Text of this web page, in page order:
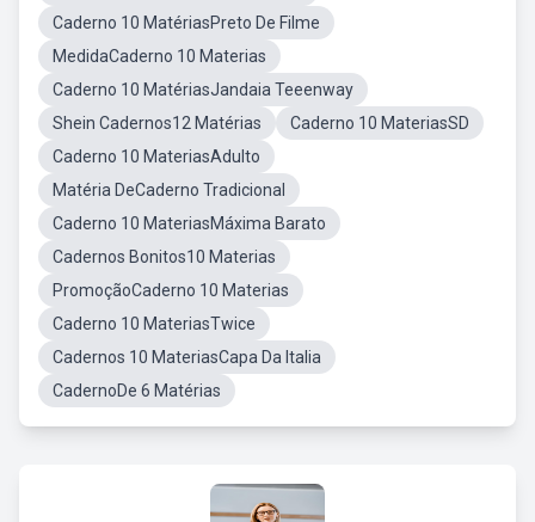
Caderno 10 MatériasPreto De Filme
MedidaCaderno 10 Materias
Caderno 10 MatériasJandaia Teeenway
Shein Cadernos12 Matérias
Caderno 10 MateriasSD
Caderno 10 MateriasAdulto
Matéria DeCaderno Tradicional
Caderno 10 MateriasMáxima Barato
Cadernos Bonitos10 Materias
PromoçãoCaderno 10 Materias
Caderno 10 MateriasTwice
Cadernos 10 MateriasCapa Da Italia
CadernoDe 6 Matérias